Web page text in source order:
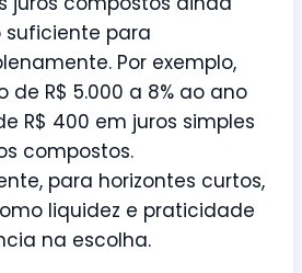
para
Por exemplo,
R$ 5.000 a 8% ao ano
R$ 400 em juros simples
compostos.
para horizontes curtos,
liquidez e praticidade
na escolha.